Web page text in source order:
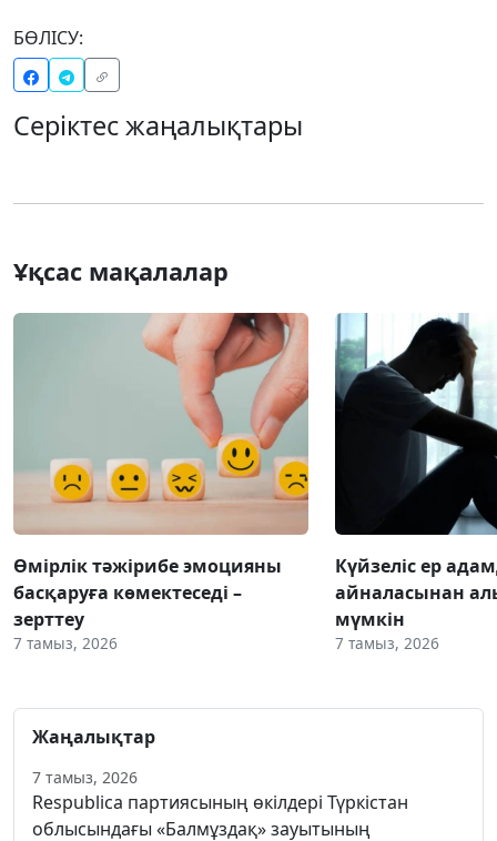
БӨЛІСУ:
Серіктес жаңалықтары
Ұқсас мақалалар
Өмірлік тәжірибе эмоцияны
басқаруға көмектеседі –
зерттеу
7 тамыз, 2026
Күйзеліс ер
айналасынан
мүмкін
7 тамыз, 2026
Жаңалықтар
7 тамыз, 2026
Respublica партиясының өкілдері Түркістан
облысындағы «Балмұздақ» зауытының